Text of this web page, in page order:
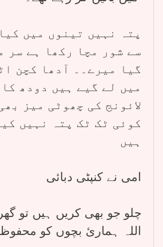
پتہ نہیں تینوں میں
سے شور مچا رکھا ہے سر
گیا میرے۔۔ آدھا کچن
میں لے گیے ہیں دودھ
لائونج کی چھوٹی میز
کوئی ٹک ٹک پتہ نہیں
ہیں
امی نے کنپٹی دبائی
چلو جو بھی کریں ہیں تو
اللہ ہمارئ بچوں کو